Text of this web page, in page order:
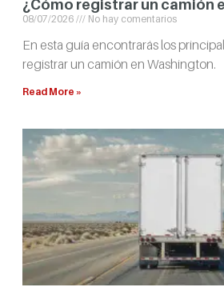
¿Cómo registrar un camión
08/07/2026 No hay comentarios
En esta guía encontrarás los
registrar un camión en Washington.
Read More »